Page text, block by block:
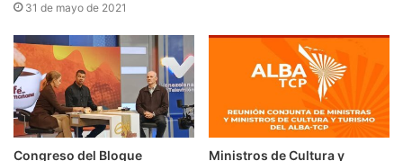
31 de mayo de 2021
Congreso del Bloque
Ministros de Cultura y